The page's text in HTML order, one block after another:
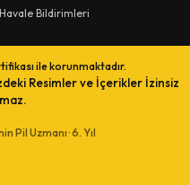
Havale Bildirimleri
ile korunmaktadır.
Resimler ve İçerikler İzinsiz
Pil Uzmanı · 6. Yıl